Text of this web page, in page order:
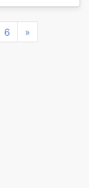
6 »